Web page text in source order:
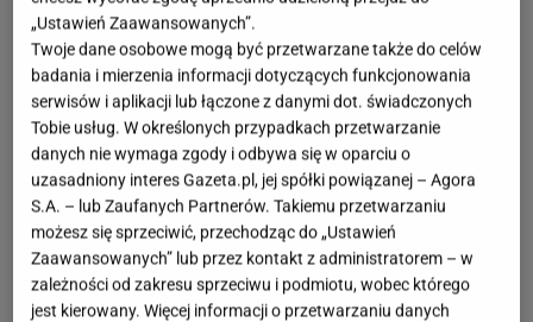
„Ustawień Zaawansowanych”.
Twoje dane osobowe mogą być przetwarzane także do celów
badania i mierzenia informacji dotyczących funkcjonowania
serwisów i aplikacji lub łączone z danymi dot. świadczonych
Tobie usług. W określonych przypadkach przetwarzanie
danych nie wymaga zgody i odbywa się w oparciu o
uzasadniony interes Gazeta.pl, jej spółki powiązanej – Agora
S.A. – lub Zaufanych Partnerów. Takiemu przetwarzaniu
możesz się sprzeciwić, przechodząc do „Ustawień
Zaawansowanych” lub przez kontakt z administratorem – w
zależności od zakresu sprzeciwu i podmiotu, wobec którego
jest kierowany. Więcej informacji o przetwarzaniu danych